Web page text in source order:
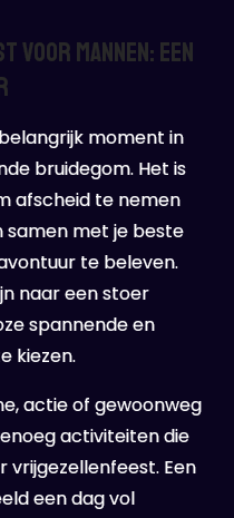
Mannen: Een
moment in
bruidegom. Het is
afscheid te nemen
samen met je beste
te beleven.
naar een stoer
spannende en
kiezen.
actie of gewoonweg
activiteiten die
Een
een dag vol